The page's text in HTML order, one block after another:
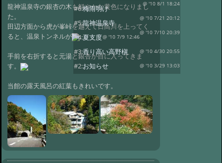
龍神温泉寺の銀杏の木も鮮やかな黄色になりまし
た。
田辺方面から虎が峯峠を越えて日高川を上ってく
ると、温泉トンネルが
手前を右折すると元湯と銀杏が目に入ってきま
す。
当館の露天風呂の紅葉もきれいです。
@ '10 8/1 18:24
#6:梅雨明け
@ '10 7/21 20:12
#5:龍神温泉寺
@ '10 7/10 20:39
#4:夏支度@ '10 7/9 12:46
#3:香り高い高野槇 @ '10 4/30 20:55
#2:お知らせ @ '10 3/29 13:03